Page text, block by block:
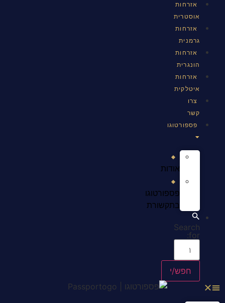
אזרחות
אוסטרית
אזרחות
גרמנית
אזרחות
הונגרית
אזרחות
איטלקית
צרו
קשר
פספורטוגו
אודות
פספורטוגו
בתקשורת
Search
for: